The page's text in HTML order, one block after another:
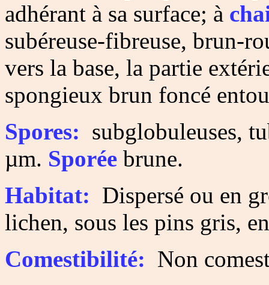
adhérant à sa surface; à
subéreuse-fibreuse, brun-
vers la base, la partie
spongieux brun foncé
Spores: subglobuleuses,
µm. Sporée brune.
Habitat: Dispersé ou en
lichen, sous les pins gris,
Comestibilité: Non